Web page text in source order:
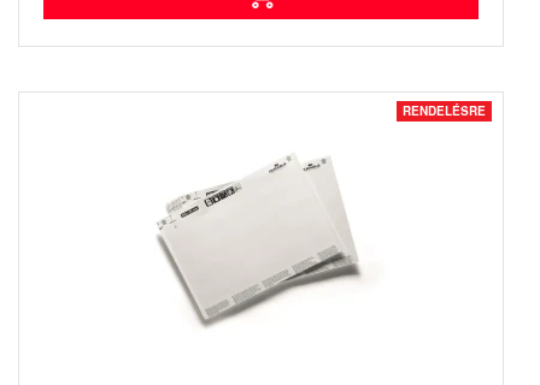
RENDELÉSRE